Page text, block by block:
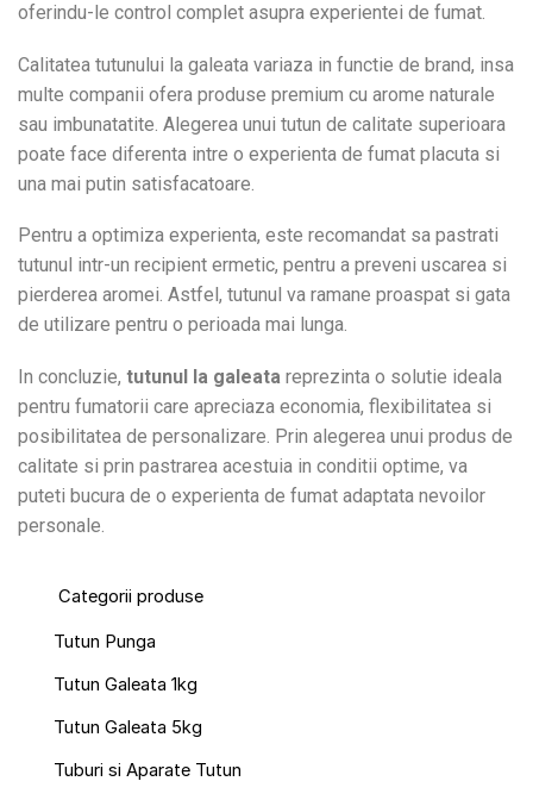
oferindu-le control complet asupra experientei de fumat.
Calitatea tutunului la galeata variaza in functie de brand, insa
multe companii ofera produse premium cu arome naturale
sau imbunatatite. Alegerea unui tutun de calitate superioara
poate face diferenta intre o experienta de fumat placuta si
una mai putin satisfacatoare.
Pentru a optimiza experienta, este recomandat sa pastrati
tutunul intr-un recipient ermetic, pentru a preveni uscarea si
pierderea aromei. Astfel, tutunul va ramane proaspat si gata
de utilizare pentru o perioada mai lunga.
In concluzie, tutunul la galeata reprezinta o solutie ideala
pentru fumatorii care apreciaza economia, flexibilitatea si
posibilitatea de personalizare. Prin alegerea unui produs de
calitate si prin pastrarea acestuia in conditii optime, va
puteti bucura de o experienta de fumat adaptata nevoilor
personale.
Categorii produse
Tutun Punga
Tutun Galeata 1kg
Tutun Galeata 5kg
Tuburi si Aparate Tutun